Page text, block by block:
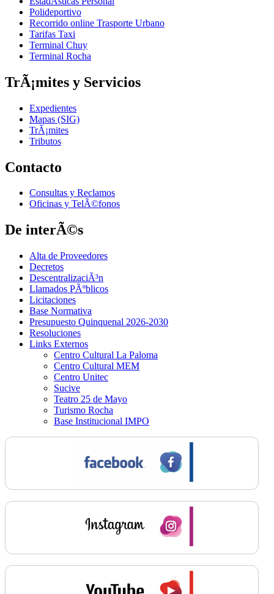
Polideportivo
Recorrido online Trasporte Urbano
Tarifas Taxi
Terminal Chuy
Terminal Rocha
TrÃ¡mites y Servicios
Expedientes
Mapas (SIG)
TrÃ¡mites
Tributos
Contacto
Consultas y Reclamos
Oficinas y TelÃ©fonos
De interÃ©s
Alta de Proveedores
Decretos
DescentralizaciÃ³n
Llamados PÃºblicos
Licitaciones
Base Normativa
Presupuesto Quinquenal 2026-2030
Resoluciones
Links Externos
Centro Cultural La Paloma
Centro Cultural MEM
Centro Unitec
Sucive
Teatro 25 de Mayo
Turismo Rocha
Base Institucional IMPO